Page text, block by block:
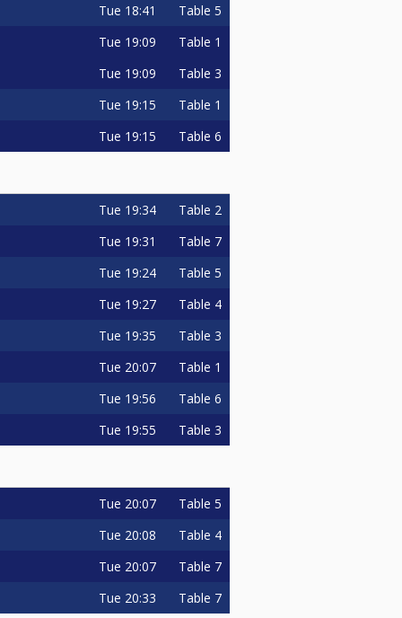
bijelom kuglom, gubi
zadnja kugla.
Tue 18:41 Table 5
Tue 19:09 Table 1
Tue 19:09 Table 3
Tue 19:15 Table 1
Tue 19:15 Table 6
Tue 19:34 Table 2
Tue 19:31 Table 7
Tue 19:24 Table 5
Tue 19:27 Table 4
Tue 19:35 Table 3
Tue 20:07 Table 1
Tue 19:56 Table 6
Tue 19:55 Table 3
Tue 20:07 Table 5
Tue 20:08 Table 4
Tue 20:07 Table 7
Tue 20:33 Table 7